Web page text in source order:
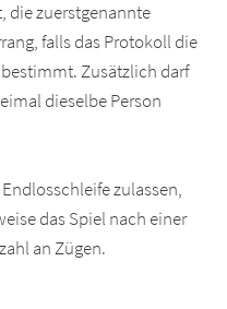
die zuerstgenannte
falls das Protokoll die
Zusätzlich darf
dieselbe Person
zulassen,
das Spiel nach einer
an Zügen.